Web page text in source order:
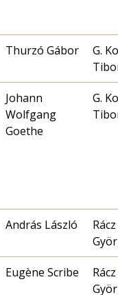
G.
Johann
Wolfgang
Goethe
G.
András László
Rácz
Eugène Scribe
Rácz